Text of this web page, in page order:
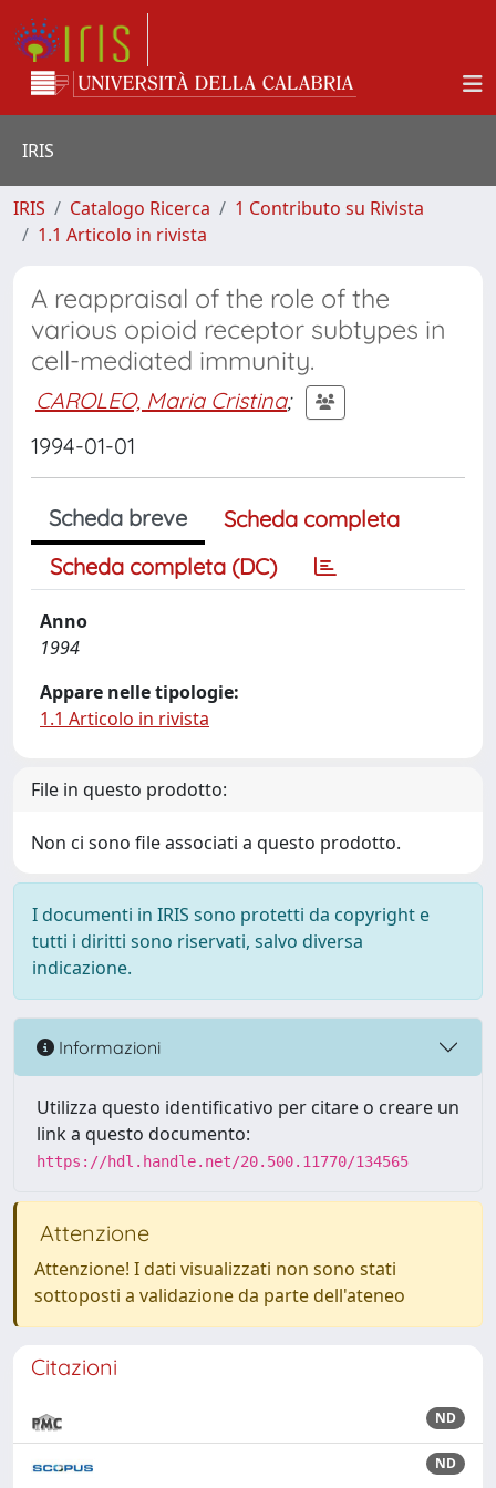
IRIS
IRIS Catalogo Ricerca
1 Contributo su Rivista
1.1 Articolo in rivista
A reappraisal of the role of the
various opioid receptor subtypes in
cell-mediated immunity.
CAROLEO, Maria Cristina;
1994-01-01
Scheda breve
Scheda completa
Scheda completa (DC)
Anno
1994
Appare nelle tipologie:
1.1 Articolo in rivista
File in questo prodotto:
Non ci sono file associati a questo prodotto.
I documenti in IRIS sono protetti da copyright e
tutti i diritti sono riservati, salvo diversa
indicazione.
Informazioni
Utilizza questo identificativo per citare o creare un
link a questo documento:
https://hdl.handle.net/20.500.11770/134565
Attenzione
Attenzione! I dati visualizzati non sono stati
sottoposti a validazione da parte dell'ateneo
Citazioni
ND
ND